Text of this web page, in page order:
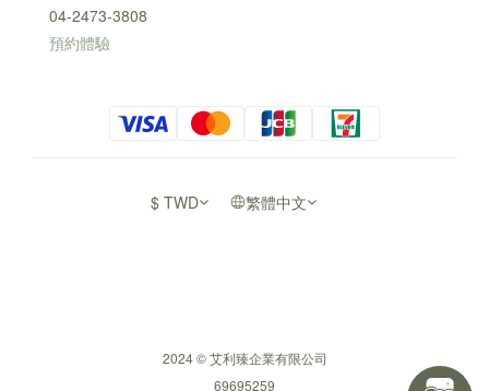
04-2473-3808
預約體驗
$ TWD 繁體中文
2024 © 艾利臻企業有限公司
69695259